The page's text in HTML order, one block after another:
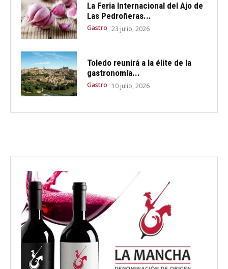
La Feria Internacional del Ajo de
Las Pedroñeras...
Gastro 23 julio, 2026
Toledo reunirá a la élite de la
gastronomía...
Gastro 10 julio, 2026